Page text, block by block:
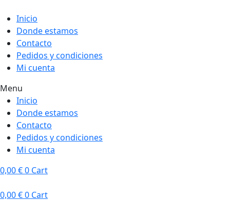
Inicio
Donde estamos
Contacto
Pedidos y condiciones
Mi cuenta
Menu
Inicio
Donde estamos
Contacto
Pedidos y condiciones
Mi cuenta
0,00€0 Cart
0,00€0 Cart